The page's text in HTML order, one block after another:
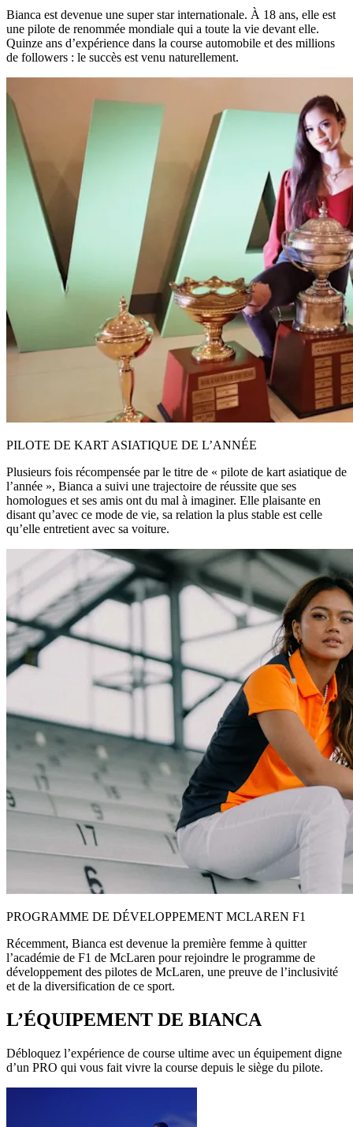
Bianca est devenue une super star internationale. À 18 ans, elle est
une pilote de renommée mondiale qui a toute la vie devant elle.
Quinze ans d’expérience dans la course automobile et des millions
de followers : le succès est venu naturellement.
PILOTE DE KART ASIATIQUE DE L’ANNÉE
Plusieurs fois récompensée par le titre de « pilote de kart asiatique de
l’année », Bianca a suivi une trajectoire de réussite que ses
homologues et ses amis ont du mal à imaginer. Elle plaisante en
disant qu’avec ce mode de vie, sa relation la plus stable est celle
qu’elle entretient avec sa voiture.
PROGRAMME DE DÉVELOPPEMENT MCLAREN F1
Récemment, Bianca est devenue la première femme à quitter
l’académie de F1 de McLaren pour rejoindre le programme de
développement des pilotes de McLaren, une preuve de l’inclusivité
et de la diversification de ce sport.
L’ÉQUIPEMENT DE BIANCA
Débloquez l’expérience de course ultime avec un équipement digne
d’un PRO qui vous fait vivre la course depuis le siège du pilote.